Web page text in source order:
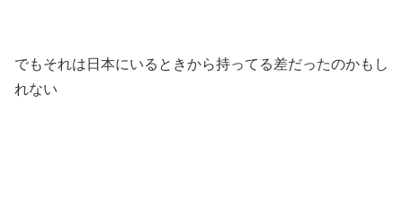
でもそれは日本にいるときから持ってる差だったのかもし
れない